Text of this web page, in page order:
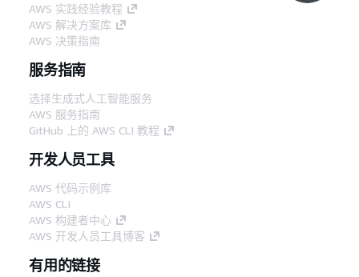
AWS 实践经验教程
AWS 解决方案库
AWS 决策指南
服务指南
选择生成式人工智能服务
AWS 服务指南
GitHub 上的 AWS CLI 教程
开发人员工具
AWS 代码示例库
AWS CLI
AWS 构建者中心
AWS 开发人员工具博客
有用的链接